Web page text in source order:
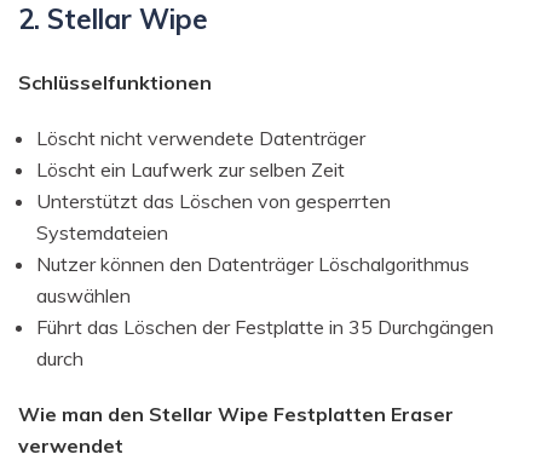
2. Stellar Wipe
Schlüsselfunktionen
Löscht nicht verwendete Datenträger
Löscht ein Laufwerk zur selben Zeit
Unterstützt das Löschen von gesperrten
Systemdateien
Nutzer können den Datenträger Löschalgorithmus
auswählen
Führt das Löschen der Festplatte in 35 Durchgängen
durch
Wie man den Stellar Wipe Festplatten Eraser
verwendet